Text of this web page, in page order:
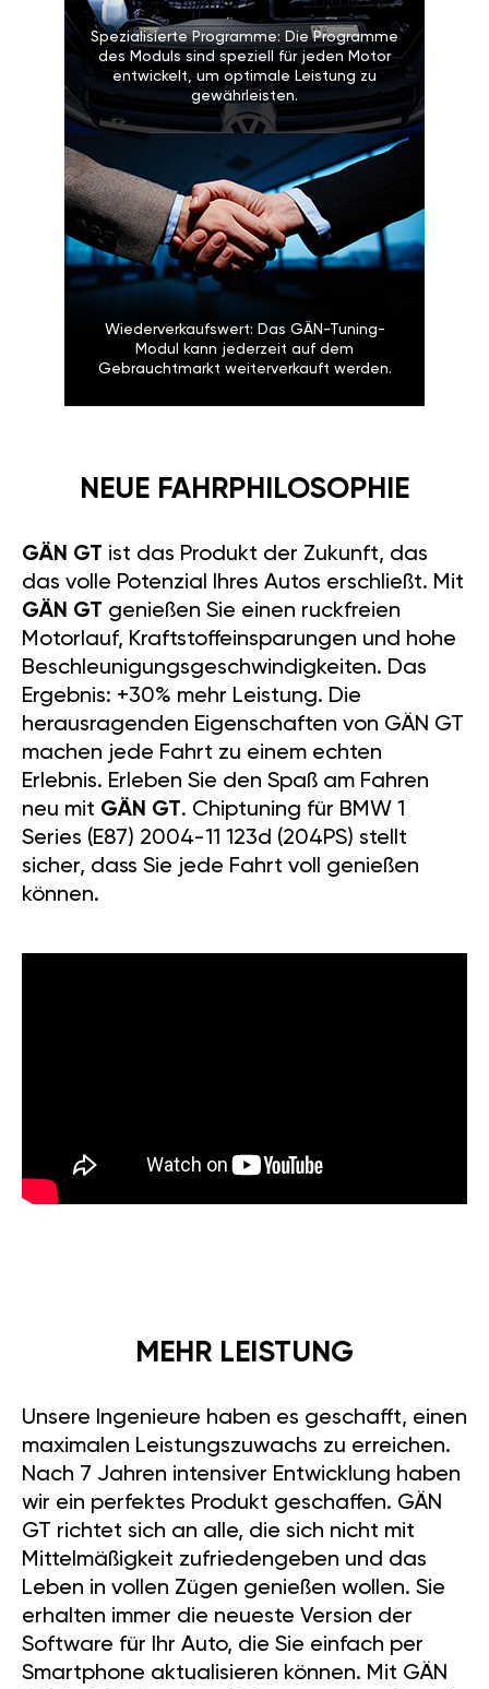
Spezialisierte Programme: Die Programme
des Moduls sind speziell für jeden Motor
entwickelt, um optimale Leistung zu
gewährleisten.
Wiederverkaufswert: Das GÄN-Tuning-
Modul kann jederzeit auf dem
Gebrauchtmarkt weiterverkauft werden.
NEUE FAHRPHILOSOPHIE
GÄN GT ist das Produkt der Zukunft, das
das volle Potenzial Ihres Autos erschließt. Mit
GÄN GT genießen Sie einen ruckfreien
Motorlauf, Kraftstoffeinsparungen und hohe
Beschleunigungsgeschwindigkeiten. Das
Ergebnis: +30% mehr Leistung. Die
herausragenden Eigenschaften von GÄN GT
machen jede Fahrt zu einem echten
Erlebnis. Erleben Sie den Spaß am Fahren
neu mit GÄN GT. Chiptuning für BMW 1
Series (E87) 2004-11 123d (204PS) stellt
sicher, dass Sie jede Fahrt voll genießen
können.
MEHR LEISTUNG
Unsere Ingenieure haben es geschafft, einen
maximalen Leistungszuwachs zu erreichen.
Nach 7 Jahren intensiver Entwicklung haben
wir ein perfektes Produkt geschaffen. GÄN
GT richtet sich an alle, die sich nicht mit
Mittelmäßigkeit zufriedengeben und das
Leben in vollen Zügen genießen wollen. Sie
erhalten immer die neueste Version der
Software für Ihr Auto, die Sie einfach per
Smartphone aktualisieren können. Mit GÄN